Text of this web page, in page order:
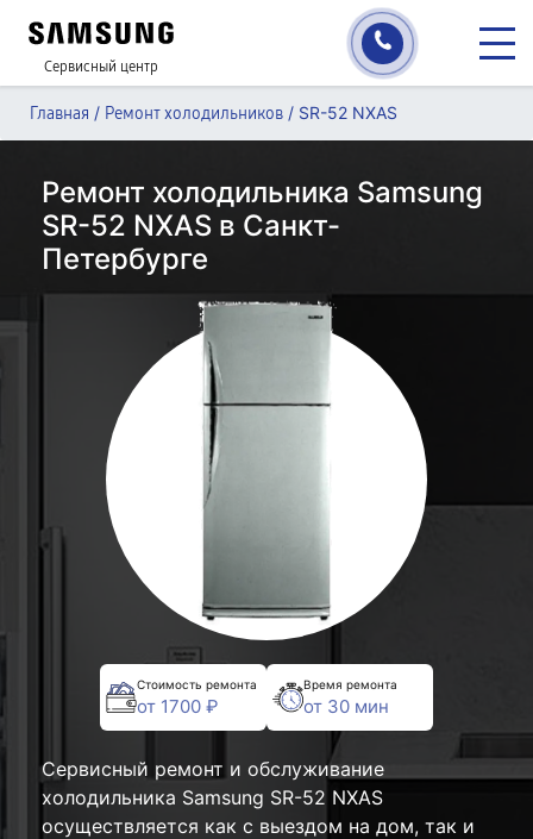
Сервисный центр
Главная / Ремонт холодильников / SR-52 NXAS
Ремонт холодильника Samsung
SR-52 NXAS в Санкт-
Петербурге
Стоимость ремонта
от 1700 ₽
Время ремонта
от 30 мин
Сервисный ремонт и обслуживание
холодильника Samsung SR-52 NXAS
осуществляется как с выездом на дом, так и